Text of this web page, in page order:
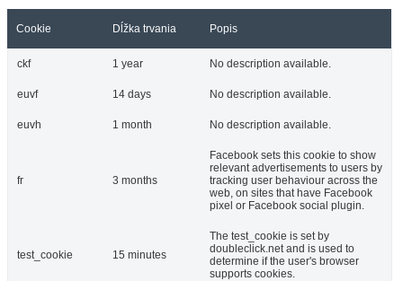
Cookie Dĺžka trvania Popis
ckf 1 year No description available.
euvf 14 days No description available.
euvh 1 month No description available.
fr 3 months
Facebook sets this cookie to show
relevant advertisements to users by
tracking user behaviour across the
web, on sites that have Facebook
pixel or Facebook social plugin.
test_cookie 15 minutes
The test_cookie is set by
doubleclick.net and is used to
determine if the user's browser
supports cookies.